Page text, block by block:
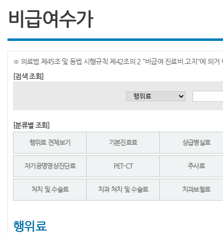
비급여수가
※ 의료법 제45조 및 동법 시행규칙 제42조의 2 "비급여 진료비 고지"에 의거
[검색 조회]
[분류별 조회]
행위료 전체보기 기본진료료 상급병실료
자기공명영상진단료 PET-CT 주사료
처치 및 수술료 치과 처치 및 수술료 치과보철료
행위료